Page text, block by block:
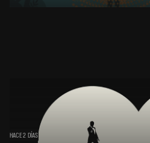
HACE 2 DÍAS